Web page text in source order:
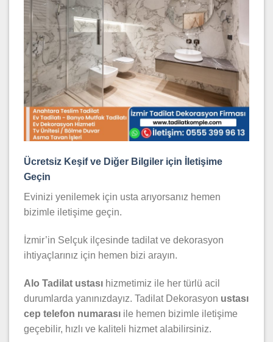
Ücretsiz Keşif ve Diğer Bilgiler için İletişime
Geçin
Evinizi yenilemek için usta arıyorsanız hemen
bizimle iletişime geçin.
İzmir’in Selçuk ilçesinde tadilat ve dekorasyon
ihtiyaçlarınız için hemen bizi arayın.
Alo Tadilat ustası hizmetimiz ile her türlü acil
durumlarda yanınızdayız. Tadilat Dekorasyon ustası
cep telefon numarası ile hemen bizimle iletişime
geçebilir, hızlı ve kaliteli hizmet alabilirsiniz.